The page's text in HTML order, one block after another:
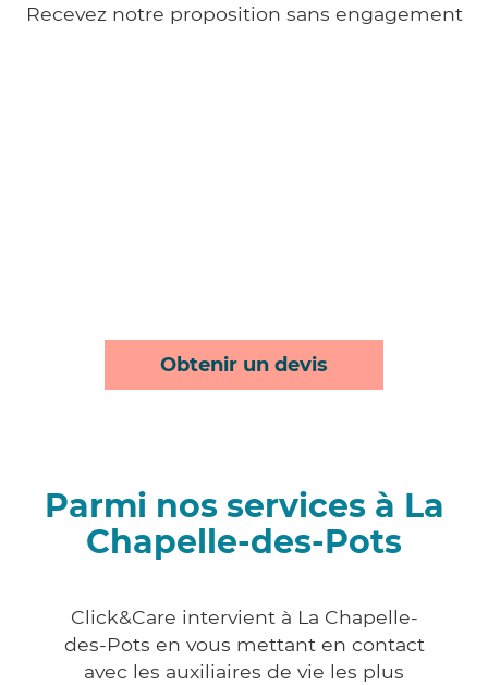
Recevez notre proposition sans engagement
Obtenir un devis
Parmi nos services à La
Chapelle-des-Pots
Click&Care intervient à La Chapelle-
des-Pots en vous mettant en contact
avec les auxiliaires de vie les plus